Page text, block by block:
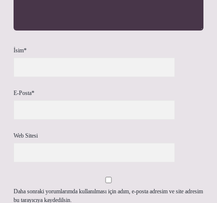
İsim*
E-Posta*
Web Sitesi
Daha sonraki yorumlarımda kullanılması için adım, e-posta adresim ve site adresim
bu tarayıcıya kaydedilsin.